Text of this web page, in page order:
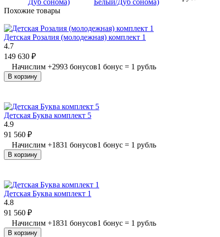
Похожие товары
Детская Розалия (молодежная) комплект 1
4.7
149 630 ₽
Начислим +2993 бонусов1 бонус = 1 рубль
В корзину
Детская Буква комплект 5
4.9
91 560 ₽
Начислим +1831 бонусов1 бонус = 1 рубль
В корзину
Детская Буква комплект 1
4.8
91 560 ₽
Начислим +1831 бонусов1 бонус = 1 рубль
В корзину